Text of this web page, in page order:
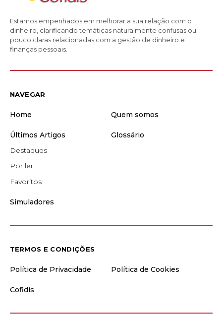
Estamos empenhados em melhorar a sua relação com o
dinheiro, clarificando temáticas naturalmente confusas ou
pouco claras relacionadas com a gestão de dinheiro e
finanças pessoais.
NAVEGAR
Home Quem somos
Últimos Artigos
Destaques
Por ler
Favoritos
Glossário
Simuladores
TERMOS E CONDIÇÕES
Política de Privacidade Política de Cookies
Cofidis